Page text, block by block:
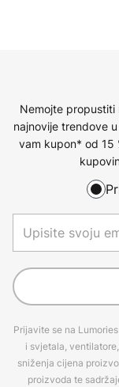
Nemojte propustiti
najnovije trendove
vam kupon* od 15
Prijavite se na
i svjetala,
sniženja cijena
proizvoda te